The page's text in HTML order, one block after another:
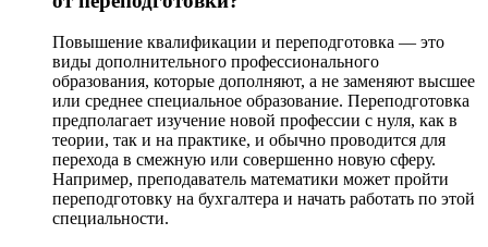
Повышение квалификации и переподготовка — это
виды дополнительного профессионального
образования, которые дополняют, а не заменяют высшее
или среднее специальное образование. Переподготовка
предполагает изучение новой профессии с нуля, как в
теории, так и на практике, и обычно проводится для
перехода в смежную или совершенно новую сферу.
Например, преподаватель математики может пройти
переподготовку на бухгалтера и начать работать по этой
специальности.